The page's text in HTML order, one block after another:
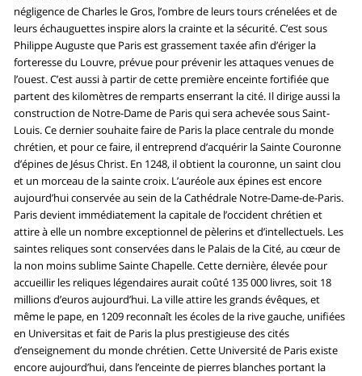
négligence de Charles le Gros, l’ombre de leurs tours crénelées et de
leurs échauguettes inspire alors la crainte et la sécurité. C’est sous
Philippe Auguste que Paris est grassement taxée afin d’ériger la
forteresse du Louvre, prévue pour prévenir les attaques venues de
l’ouest. C’est aussi à partir de cette première enceinte fortifiée que
partent des kilomètres de remparts enserrant la cité. Il dirige aussi la
construction de Notre-Dame de Paris qui sera achevée sous Saint-
Louis. Ce dernier souhaite faire de Paris la place centrale du monde
chrétien, et pour ce faire, il entreprend d’acquérir la Sainte Couronne
d’épines de Jésus Christ. En 1248, il obtient la couronne, un saint clou
et un morceau de la sainte croix. L’auréole aux épines est encore
aujourd’hui conservée au sein de la Cathédrale Notre-Dame-de-Paris.
Paris devient immédiatement la capitale de l’occident chrétien et
attire à elle un nombre exceptionnel de pèlerins et d’intellectuels. Les
saintes reliques sont conservées dans le Palais de la Cité, au cœur de
la non moins sublime Sainte Chapelle. Cette dernière, élevée pour
accueillir les reliques légendaires aurait coûté 135 000 livres, soit 18
millions d’euros aujourd’hui. La ville attire les grands évêques, et
même le pape, en 1209 reconnaît les écoles de la rive gauche, unifiées
en Universitas et fait de Paris la plus prestigieuse des cités
d’enseignement du monde chrétien. Cette Université de Paris existe
encore aujourd’hui, dans l’enceinte de pierres blanches portant la